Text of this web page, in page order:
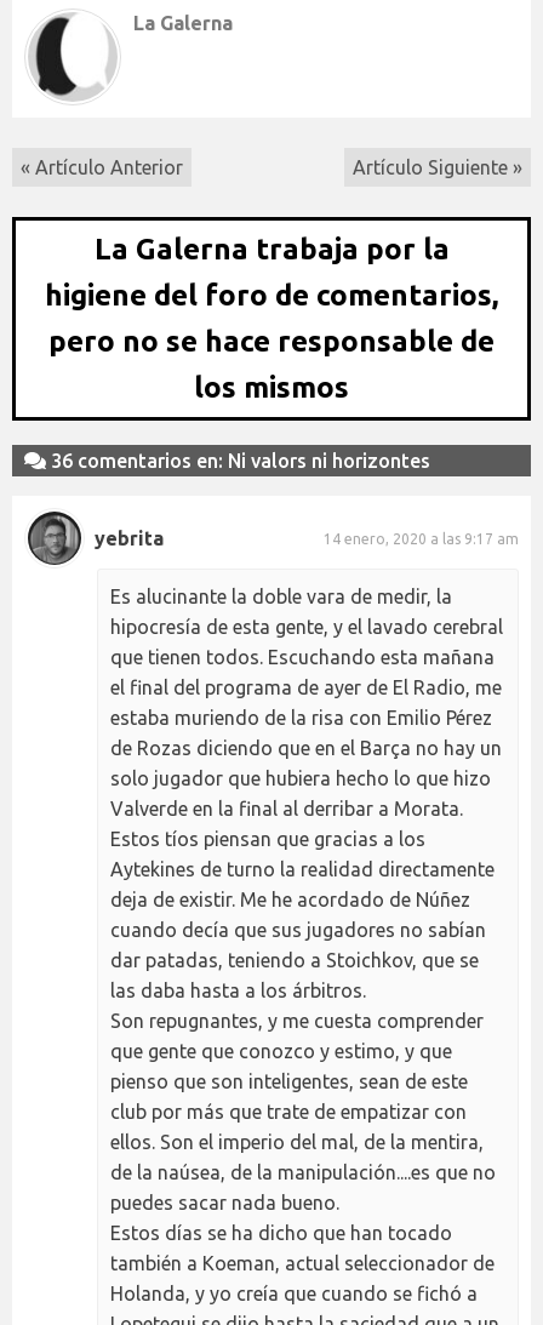
La Galerna
« Artículo Anterior Artículo Siguiente »
La Galerna trabaja por la
higiene del foro de comentarios,
pero no se hace responsable de
los mismos
36 comentarios en: Ni valors ni horizontes
yebrita 14 enero, 2020 a las 9:17 am
Es alucinante la doble vara de medir, la
hipocresía de esta gente, y el lavado cerebral
que tienen todos. Escuchando esta mañana
el final del programa de ayer de El Radio, me
estaba muriendo de la risa con Emilio Pérez
de Rozas diciendo que en el Barça no hay un
solo jugador que hubiera hecho lo que hizo
Valverde en la final al derribar a Morata.
Estos tíos piensan que gracias a los
Aytekines de turno la realidad directamente
deja de existir. Me he acordado de Núñez
cuando decía que sus jugadores no sabían
dar patadas, teniendo a Stoichkov, que se
las daba hasta a los árbitros.
Son repugnantes, y me cuesta comprender
que gente que conozco y estimo, y que
pienso que son inteligentes, sean de este
club por más que trate de empatizar con
ellos. Son el imperio del mal, de la mentira,
de la naúsea, de la manipulación....es que no
puedes sacar nada bueno.
Estos días se ha dicho que han tocado
también a Koeman, actual seleccionador de
Holanda, y yo creía que cuando se fichó a